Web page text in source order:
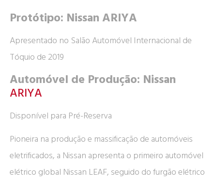
Protótipo: Nissan ARIYA
Apresentado no Salão Automóvel Internacional de
Tóquio de 2019
Automóvel de Produção: Nissan
ARIYA
Disponível para Pré-Reserva
Pioneira na produção e massificação de automóveis
eletrificados, a Nissan apresenta o primeiro automóvel
elétrico global Nissan LEAF, seguido do furgão elétrico